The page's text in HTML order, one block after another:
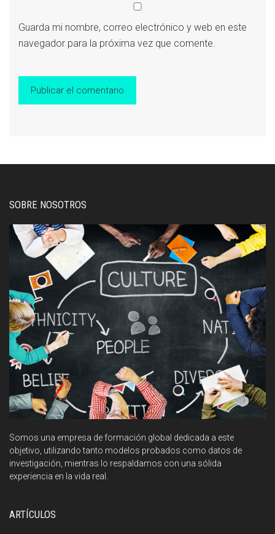
Guarda mi nombre, correo electrónico y web en este
navegador para la próxima vez que comente.
SOBRE NOSOTROS
Somos una empresa de formación global dedicada a este
objetivo, utilizando tanto modelos probados como datos de
investigación, mientras lo respaldamos con una sólida
experiencia en la vida real.
ARTÍCULOS